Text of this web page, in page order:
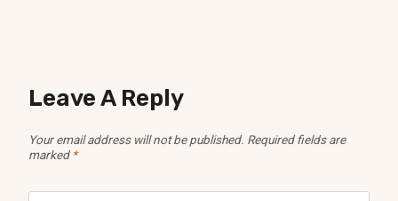
Leave A Reply
Your email address will not be published. Required fields are
marked *